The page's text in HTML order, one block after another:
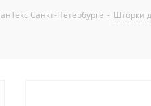
Санкт-Петербурге - Шторки